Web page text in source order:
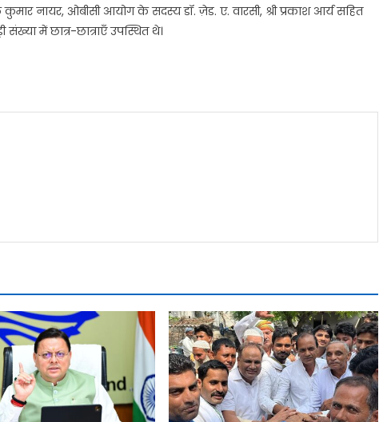
नायर, ओबीसी आयोग के सदस्य डॉ. ज़ेड. ए. वारसी, श्री प्रकाश आर्य सहित
में छात्र-छात्राएँ उपस्थित थे।